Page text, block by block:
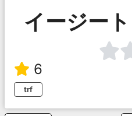
イージー
6
trf